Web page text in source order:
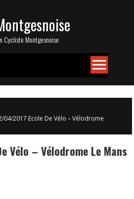
Cycliste Montgesnoise
04/2017 Ecole De Vélo – Vélodrome
Vélo – Vélodrome Le Mans